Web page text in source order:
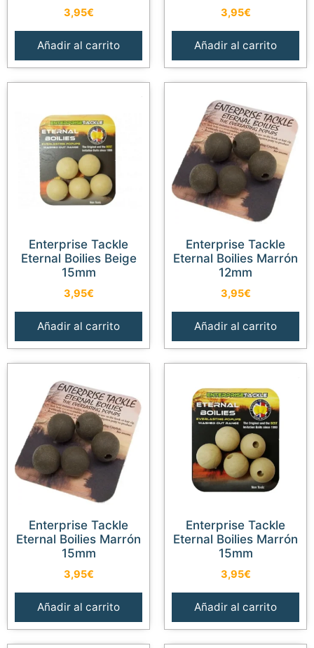
3,95€
Añadir al carrito
3,95€
Añadir al carrito
Enterprise Tackle
Eternal Boilies Beige
15mm
3,95€
Añadir al carrito
Enterprise Tackle
Eternal Boilies Marrón
12mm
3,95€
Añadir al carrito
Enterprise Tackle
Eternal Boilies Marrón
15mm
3,95€
Añadir al carrito
Enterprise Tackle
Eternal Boilies Marrón
15mm
3,95€
Añadir al carrito